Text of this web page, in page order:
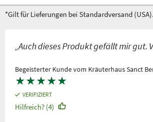
*Gilt für Lieferungen bei Standardversand (USA).
„Auch dieses Produkt gefällt mir gut.
Begeisterter Kunde vom Kräuterhaus Sanct
★★★★★
VERIFIZIERT
Hilfreich? (4)